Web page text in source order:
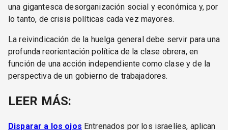
una gigantesca desorganización social y económica y, por
lo tanto, de crisis políticas cada vez mayores.
La reivindicación de la huelga general debe servir para una
profunda reorientación política de la clase obrera, en
función de una acción independiente como clase y de la
perspectiva de un gobierno de trabajadores.
LEER MÁS:
Disparar a los ojos Entrenados por los israelíes, aplican